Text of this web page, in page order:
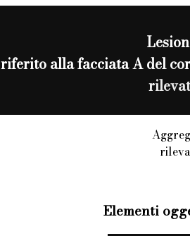
riferito alla facciata A del
Elementi